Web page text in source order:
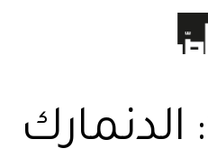
الدنمارك